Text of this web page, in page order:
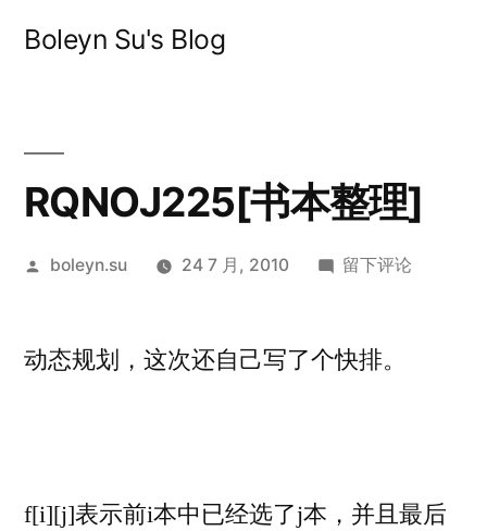
Boleyn Su's Blog
RQNOJ225[书本整理]
发
boleyn.su 24 7 月, 2010
于
整
留下评论
动态规划，这次还自己写了个快排。
f[i][j]表示前i本中已经选了j本，并且最后